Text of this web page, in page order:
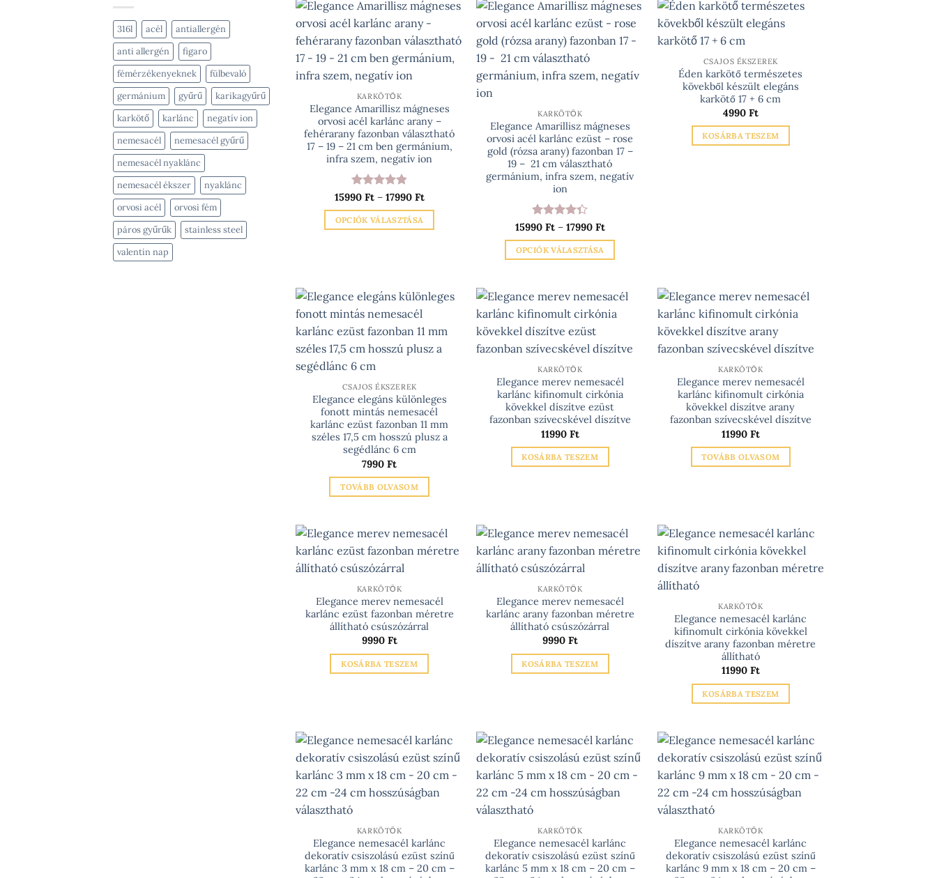
316l acél
antiallergén
anti allergén
figaro
fémérzékenyeknek
fülbevaló
germánium
gyűrű
karikagyűrű
karkötő
karlánc
negatív ion
nemesacél
nemesacél gyűrű
nemesacél nyaklánc
nemesacél ékszer
nyaklánc
orvosi acél
orvosi fém
páros gyűrűk
stainless steel
valentin nap
KARKÖTŐK
Elegance Amarillisz mágneses
orvosi acél karlánc arany –
fehérarany fazonban választható
17 – 19 – 21 cm ben germánium,
infra szem, negatív ion
Értékelés:
15990 Ft – 17990 FtÁrtartomány:
17990 Ft
OPCIÓK VÁLASZTÁSA
variációja
van.
A
változatok
termékoldalon
választhatók
ki
KARKÖTŐK
Elegance Amarillisz mágneses
orvosi acél karlánc ezüst – rose
gold (rózsa arany) fazonban 17 –
19 – 21 cm választható
germánium, infra szem, negatív
ion
Értékelés:
15990 Ft – 17990 FtÁrtartomány:
17990 Ft
OPCIÓK VÁLASZTÁSA
terméknek
több
variációja
van.
A
változatok
a
termékoldalon
választhatók
CSAJOS ÉKSZEREK
Éden karkötő természetes
kövekből készült elegáns
karkötő 17 + 6 cm
4990 Ft
KOSÁRBA TESZEM
CSAJOS ÉKSZEREK
Elegance elegáns különleges
fonott mintás nemesacél
karlánc ezüst fazonban 11 mm
széles 17,5 cm hosszú plusz a
segédlánc 6 cm
7990Ft
TOVÁBB OLVASOM
KARKÖTŐK
Elegance merev nemesacél
karlánc kifinomult cirkónia
kövekkel díszítve ezüst
fazonban szívecskével díszítve
11990 Ft
KOSÁRBA TESZEM
KARKÖTŐK
Elegance merev nemesacél
karlánc kifinomult cirkónia
kövekkel díszítve arany
fazonban szívecskével díszítve
11990 Ft
TOVÁBB OLVASOM
KARKÖTŐK
Elegance merev nemesacél
karlánc ezüst fazonban méretre
állítható csúszózárral
9990 Ft
KOSÁRBA TESZEM
KARKÖTŐK
Elegance merev nemesacél
karlánc arany fazonban méretre
állítható csúszózárral
9990 Ft
KOSÁRBA TESZEM
KARKÖTŐK
Elegance nemesacél karlánc
kifinomult cirkónia kövekkel
díszítve arany fazonban méretre
állítható
11990 Ft
KOSÁRBA TESZEM
KARKÖTŐK
Elegance nemesacél karlánc
dekoratív csiszolású ezüst színű
karlánc 3 mm x 18 cm – 20 cm –
KARKÖTŐK
Elegance nemesacél karlánc
dekoratív csiszolású ezüst színű
karlánc 5 mm x 18 cm – 20 cm –
KARKÖTŐK
Elegance nemesacél karlánc
dekoratív csiszolású ezüst színű
karlánc 9 mm x 18 cm – 20 cm –